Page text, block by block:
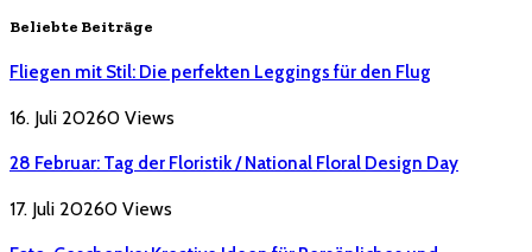
Beliebte Beiträge
Fliegen mit Stil: Die perfekten Leggings für den Flug
16. Juli 20260 Views
28 Februar: Tag der Floristik / National Floral Design Day
17. Juli 20260 Views